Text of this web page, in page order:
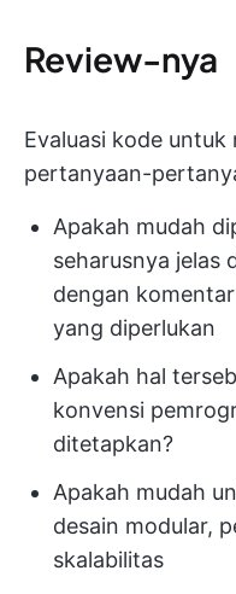
Review-nya
Evaluasi kode
pertanyaan-
Apakah mudah
seharusnya jelas
dengan
yang diperlukan
Apakah hal
konvensi
ditetapkan?
Apakah mudah
desain modular,
skalabilitas